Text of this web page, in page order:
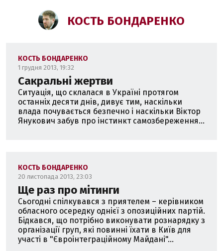
КОСТЬ БОНДАРЕНКО
КОСТЬ БОНДАРЕНКО
1 грудня 2013, 19:32
Сакральні жертви
Ситуація, що склалася в Україні протягом
останніх десяти днів, дивує тим, наскільки
влада почувається безпечно і наскільки Віктор
Янукович забув про інстинкт самозбереження...
КОСТЬ БОНДАРЕНКО
20 листопада 2013, 23:03
Ще раз про мітинги
Сьогодні спілкувався з приятелем – керівником
обласного осередку однієї з опозиційних партій.
Бідкався, що потрібно виконувати рознарядку з
організації груп, які повинні їхати в Київ для
участі в "Євроінтеграційному Майдані"...